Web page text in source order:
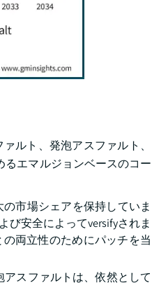
ルト、発泡アスファルト、
るエマルジョンベースのコー
市場シェアを保持していま
び安全によってversifyされま
両立性のためにパッチを当
スファルトは、依然として